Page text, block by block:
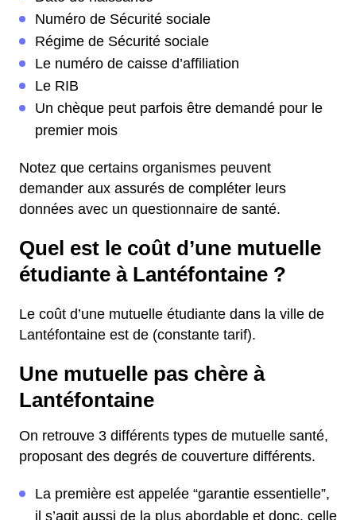
Numéro de Sécurité sociale
Régime de Sécurité sociale
Le numéro de caisse d’affiliation
Le RIB
Un chèque peut parfois être demandé pour le
premier mois
Notez que certains organismes peuvent
demander aux assurés de compléter leurs
données avec un questionnaire de santé.
Quel est le coût d’une mutuelle
étudiante à Lantéfontaine ?
Le coût d’une mutuelle étudiante dans la ville de
Lantéfontaine est de (constante tarif).
Une mutuelle pas chère à
Lantéfontaine
On retrouve 3 différents types de mutuelle santé,
proposant des degrés de couverture différents.
La première est appelée “garantie essentielle”,
il s’agit aussi de la plus abordable et donc, celle